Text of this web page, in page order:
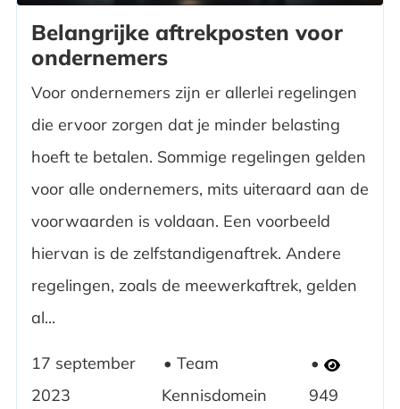
Belangrijke aftrekposten voor
ondernemers
Voor ondernemers zijn er allerlei regelingen
die ervoor zorgen dat je minder belasting
hoeft te betalen. Sommige regelingen gelden
voor alle ondernemers, mits uiteraard aan de
voorwaarden is voldaan. Een voorbeeld
hiervan is de zelfstandigenaftrek. Andere
regelingen, zoals de meewerkaftrek, gelden
al...
17 september
2023
Team
Kennisdomein
949